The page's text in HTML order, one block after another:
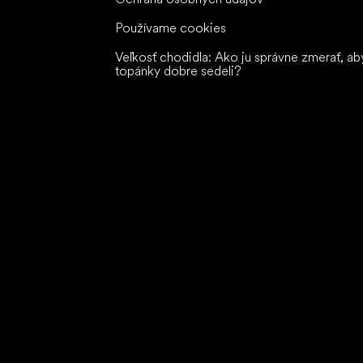
Používame cookies
Veľkosť chodidla: Ako ju správne zmerať,
topánky dobre sedeli?